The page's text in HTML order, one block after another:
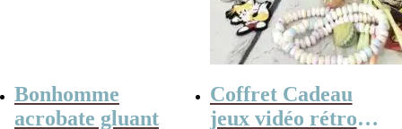
Bonhomme
acrobate gluant
Coffret Cadeau
jeux vidéo rétro